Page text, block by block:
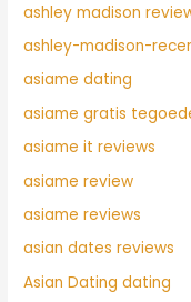
ashley madison
ashley-madison-
asiame dating
asiame gratis
asiame it reviews
asiame review
asiame reviews
asian dates reviews
Asian Dating dating